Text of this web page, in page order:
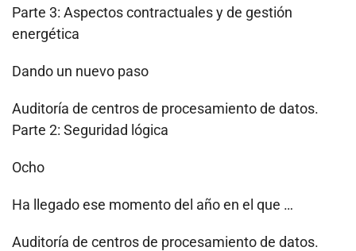
Parte 3: Aspectos contractuales y de gestión
energética
Dando un nuevo paso
Auditoría de centros de procesamiento de datos.
Parte 2: Seguridad lógica
Ocho
Ha llegado ese momento del año en el que …
Auditoría de centros de procesamiento de datos.